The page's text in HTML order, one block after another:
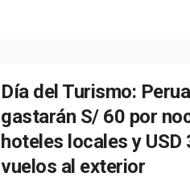
Día del Turismo:
gastarán S/ 60 por
hoteles locales y USD
vuelos al exterior